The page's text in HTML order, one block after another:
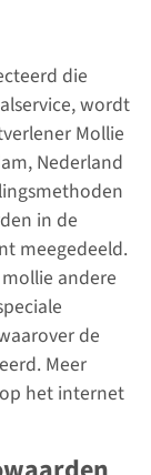
die
wordt
Mollie
Nederland
in de
meegedeeld.
andere
de
Meer
het internet